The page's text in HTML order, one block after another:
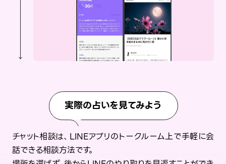
実際の占いを見てみよう
チャット相談は、LINEアプリのトークルーム上で手軽に会
話できる相談方法です。